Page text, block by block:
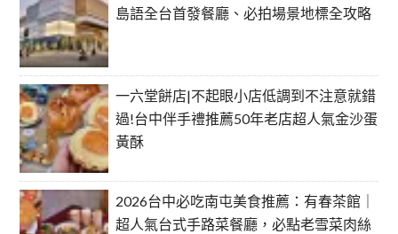
島語全台首發餐廳、必拍場景地標全攻略
一六堂餅店|不起眼小店低調到不注意就錯
過!台中伴手禮推薦50年老店超人氣金沙蛋
黃酥
2026台中必吃南屯美食推薦：有春茶館｜
超人氣台式手路菜餐廳，必點老雪菜肉絲